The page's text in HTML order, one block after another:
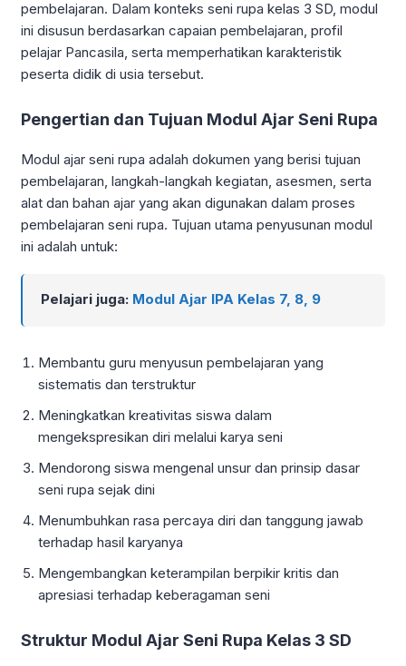
pembelajaran. Dalam konteks seni rupa kelas 3 SD, modul
ini disusun berdasarkan capaian pembelajaran, profil
pelajar Pancasila, serta memperhatikan karakteristik
peserta didik di usia tersebut.
Pengertian dan Tujuan Modul Ajar Seni Rupa
Modul ajar seni rupa adalah dokumen yang berisi tujuan
pembelajaran, langkah-langkah kegiatan, asesmen, serta
alat dan bahan ajar yang akan digunakan dalam proses
pembelajaran seni rupa. Tujuan utama penyusunan modul
ini adalah untuk:
Pelajari juga: Modul Ajar IPA Kelas 7, 8, 9
Membantu guru menyusun pembelajaran yang
sistematis dan terstruktur
Meningkatkan kreativitas siswa dalam
mengekspresikan diri melalui karya seni
Mendorong siswa mengenal unsur dan prinsip dasar
seni rupa sejak dini
Menumbuhkan rasa percaya diri dan tanggung jawab
terhadap hasil karyanya
Mengembangkan keterampilan berpikir kritis dan
apresiasi terhadap keberagaman seni
Struktur Modul Ajar Seni Rupa Kelas 3 SD